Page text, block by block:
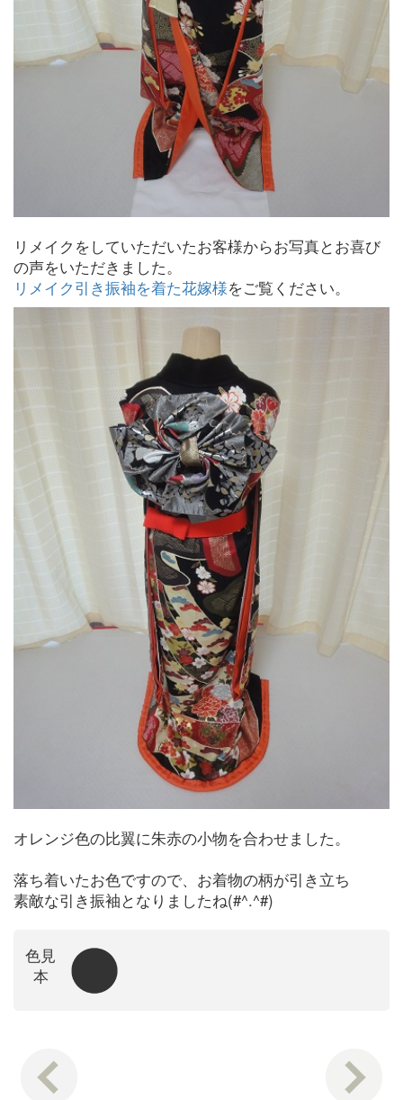
リメイクをしていただいたお客様からお写真とお喜び
の声をいただきました。
リメイク引き振袖を着た花嫁様をご覧ください。
オレンジ色の比翼に朱赤の小物を合わせました。
落ち着いたお色ですので、お着物の柄が引き立ち
素敵な引き振袖となりましたね(#^.^#)
色見
本